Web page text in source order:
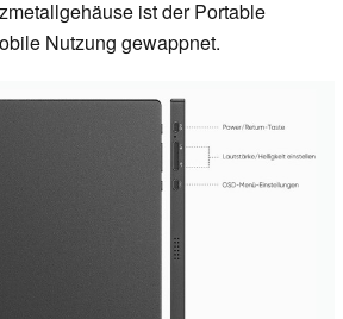
ist der Portable
Nutzung gewappnet.